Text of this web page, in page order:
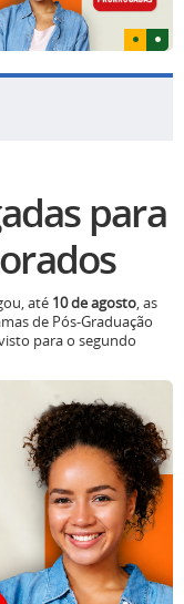
para
até 10 de agosto, as
de Pós-Graduação
para o segundo